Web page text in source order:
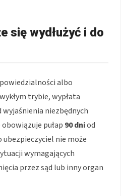
się wydłużyć i do
albo
trybie, wypłata
wyjaśnienia niezbędnych
pułap 90 dniod
ubezpieczyciel nie może
wymagających
przez sąd lub inny organ